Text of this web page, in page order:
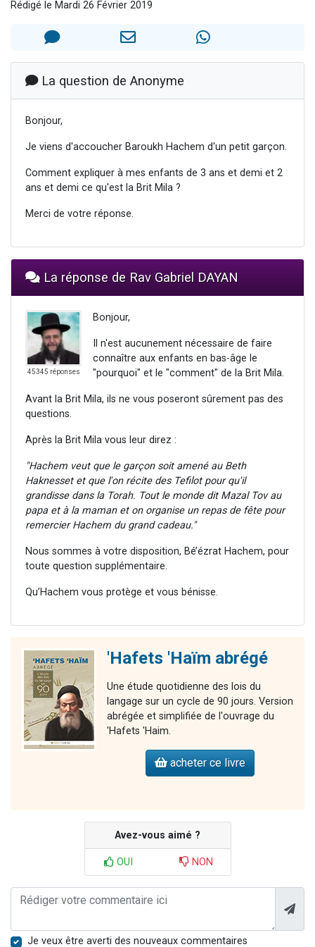
2 nouvelles musiques dans Torah-Box Music
4 personnes viennent de nous rejoindre sur WhatsApp
Rédigé le Mardi 26 Février 2019
La question de Anonyme
Bonjour,
Je viens d'accoucher Baroukh Hachem d'un petit garçon.
Comment expliquer à mes enfants de 3 ans et demi et 2
ans et demi ce qu'est la Brit Mila ?
Merci de votre réponse.
La réponse de Rav Gabriel DAYAN
45345 réponses
Bonjour,
Il n'est aucunement nécessaire de faire
connaître aux enfants en bas-âge le
"pourquoi" et le "comment" de la Brit Mila.
Avant la Brit Mila, ils ne vous poseront sûrement pas des
questions.
Après la Brit Mila vous leur direz :
"Hachem veut que le garçon soit amené au Beth
Haknesset et que l'on récite des Tefilot pour qu'il
grandisse dans la Torah. Tout le monde dit Mazal Tov au
papa et à la maman et on organise un repas de fête pour
remercier Hachem du grand cadeau."
Nous sommes à votre disposition, Bé’ézrat Hachem, pour
toute question supplémentaire.
Qu’Hachem vous protège et vous bénisse.
'Hafets 'Haïm abrégé
Une étude quotidienne des lois du
langage sur un cycle de 90 jours. Version
abrégée et simplifiée de l'ouvrage du
'Hafets 'Haim.
acheter ce livre
Avez-vous aimé ?
OUI NON
Je veux être averti des nouveaux commentaires